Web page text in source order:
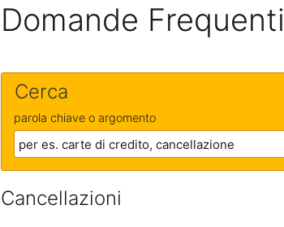
Domande Frequenti
Cerca
parola chiave o argomento
Cancellazioni